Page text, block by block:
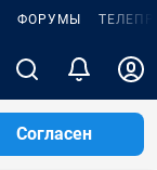
ФОРУМЫ
Согласен